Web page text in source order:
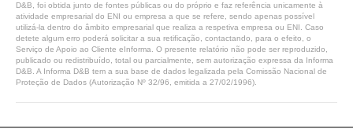
D&B, foi obtida junto de fontes públicas ou do próprio e faz referência unicamente à
atividade empresarial do ENI ou empresa a que se refere, sendo apenas possível
utilizá-la dentro do âmbito empresarial que realiza a respetiva empresa ou ENI. Caso
detete algum erro poderá solicitar a sua retificação, contactando, para o efeito, o
Serviço de Apoio ao Cliente eInforma. O presente relatório não pode ser reproduzido,
publicado ou redistribuído, total ou parcialmente, sem autorização expressa da Informa
D&B. A Informa D&B tem a sua base de dados legalizada pela Comissão Nacional de
Proteção de Dados (Autorização Nº 32/96, emitida a 27/02/1996).